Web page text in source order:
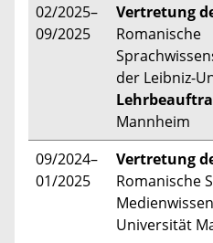
02/2025–
09/2025
Vertretung
Romanische
der Leibniz-
Mannheim
09/2024–
01/2025
Vertretung
Romanische
Universität